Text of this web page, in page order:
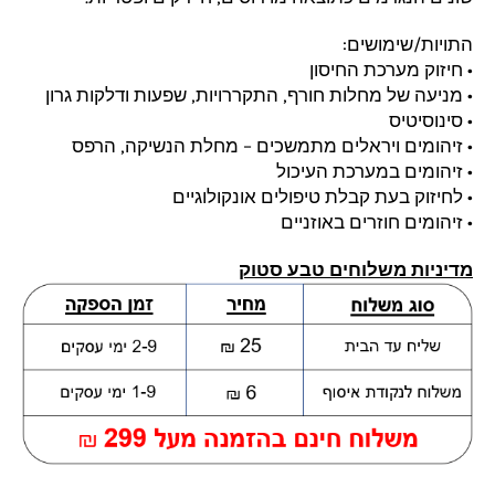
התויות/שימושים:
• חיזוק מערכת החיסון
• מניעה של מחלות חורף, התקררויות, שפעות ודלקות גרון
• סינוסיטיס
• זיהומים ויראלים מתמשכים – מחלת הנשיקה, הרפס
• זיהומים במערכת העיכול
• לחיזוק בעת קבלת טיפולים אונקולוגיים
• זיהומים חוזרים באוזניים
מדיניות משלוחים טבע סטוק